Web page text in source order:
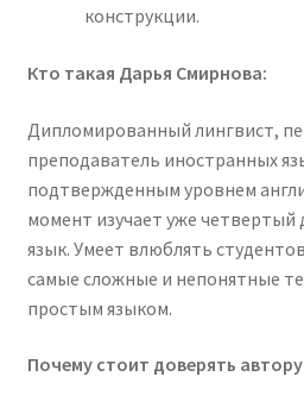
конструкции.
Кто такая Дарья Смирнова:
Дипломированный лингвист,
преподаватель иностранных
подтвержденным уровнем
момент изучает уже четвертый
язык. Умеет влюблять
самые сложные и непонятные
простым языком.
Почему стоит доверять